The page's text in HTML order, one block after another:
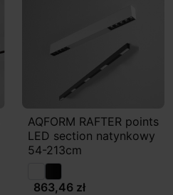
AQFORM RAFTER points
LED section natynkowy
54-213cm
863,46 zł